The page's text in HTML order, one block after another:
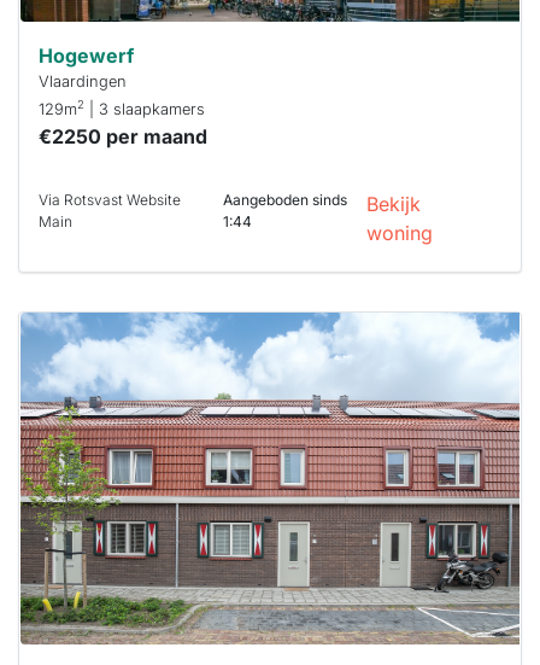
Hogewerf
Vlaardingen
129m2 | 3 slaapkamers
€2250 per maand
Via Rotsvast Website
Main
Aangeboden sinds
1:44
Bekijk
woning
Deze woning
waarschijnlijk
al verhuurd
Om kans te
maken moet je
binnen 15
minuten
reageren.
Stekkies helpt
je hierbij!